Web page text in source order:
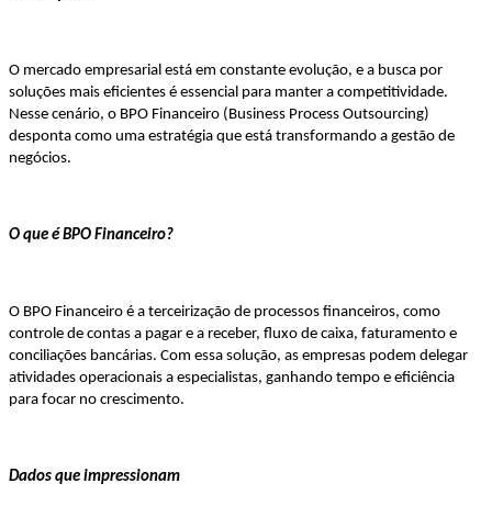
O mercado empresarial está em constante evolução, e a busca por
soluções mais eficientes é essencial para manter a competitividade.
Nesse cenário, o BPO Financeiro (Business Process Outsourcing)
desponta como uma estratégia que está transformando a gestão de
negócios.
O que é BPO Financeiro?
O BPO Financeiro é a terceirização de processos financeiros, como
controle de contas a pagar e a receber, fluxo de caixa, faturamento e
conciliações bancárias. Com essa solução, as empresas podem delegar
atividades operacionais a especialistas, ganhando tempo e eficiência
para focar no crescimento.
Dados que impressionam